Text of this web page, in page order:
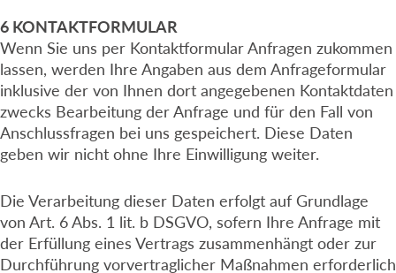
6 KONTAKTFORMULAR
Wenn Sie uns per Kontaktformular Anfragen zukommen
lassen, werden Ihre Angaben aus dem Anfrageformular
inklusive der von Ihnen dort angegebenen Kontaktdaten
zwecks Bearbeitung der Anfrage und für den Fall von
Anschlussfragen bei uns gespeichert. Diese Daten
geben wir nicht ohne Ihre Einwilligung weiter.
Die Verarbeitung dieser Daten erfolgt auf Grundlage
von Art. 6 Abs. 1 lit. b DSGVO, sofern Ihre Anfrage mit
der Erfüllung eines Vertrags zusammenhängt oder zur
Durchführung vorvertraglicher Maßnahmen erforderlich